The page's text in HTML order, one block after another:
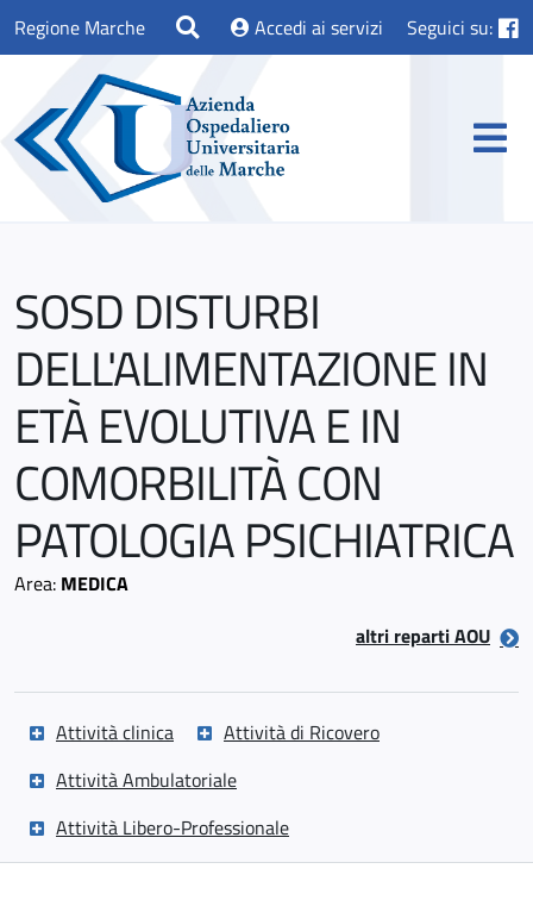
Regione Marche Accedi ai servizi Seguici su:
SOSD DISTURBI
DELL'ALIMENTAZIONE IN
ETÀ EVOLUTIVA E IN
COMORBILITÀ CON
PATOLOGIA PSICHIATRICA
Area: MEDICA
altri reparti AOU
Attività clinica
Attività di Ricovero
Attività Ambulatoriale
Attività Libero-Professionale